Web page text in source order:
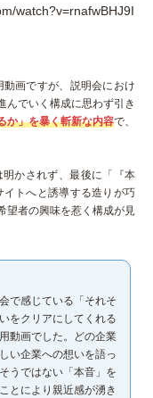
watch?v=rnafwBHJ9I
画ですが、説明会におけ
んでいく構成に思わず引き
か」を暴く斬新な内容で、
かされず、最後に「『本
トへと誘導する造りが巧
望者の興味を惹く構成が見
で感じている「それそ
をクリアにしてくれる
動画でした。どの企業
い企業への想いを語っ
うではない「本音」を
とにより親近感が湧き